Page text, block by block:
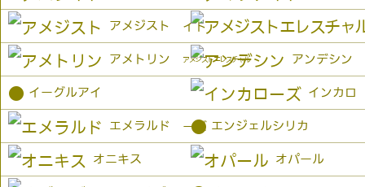
イト
アメジスト
アメジストエレスチャル
アメトリン アンデシン
● イーグルアイ インカロ
ーズ
エメラルド ● エンジェルシリカ
オニキス オパール